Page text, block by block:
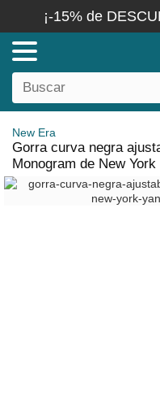
¡-15% de
New Era
Gorra curva negra
Monogram de New